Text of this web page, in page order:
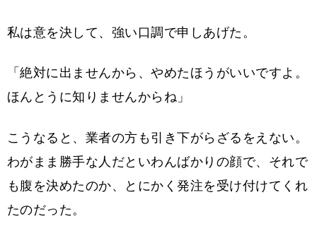
私は意を決して、強い口調で申しあげた。
「絶対に出ませんから、やめたほうがいいですよ。
ほんとうに知りませんからね」
こうなると、業者の方も引き下がらざるをえない。
わがまま勝手な人だといわんばかりの顔で、それで
も腹を決めたのか、とにかく発注を受け付けてくれ
たのだった。